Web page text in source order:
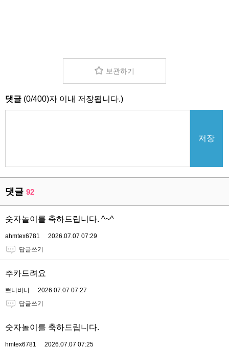
보관하기
댓글 (0/400)자 이내 저장됩니다.)
저장
댓글 92
숫자놀이를 축하드립니다. ^~^
ahmtex6781
2026.07.07 07:29
답글쓰기
추카드려요
쁘니비니
2026.07.07 07:27
답글쓰기
숫자놀이를 축하드립니다.
hmtex6781
2026.07.07 07:25